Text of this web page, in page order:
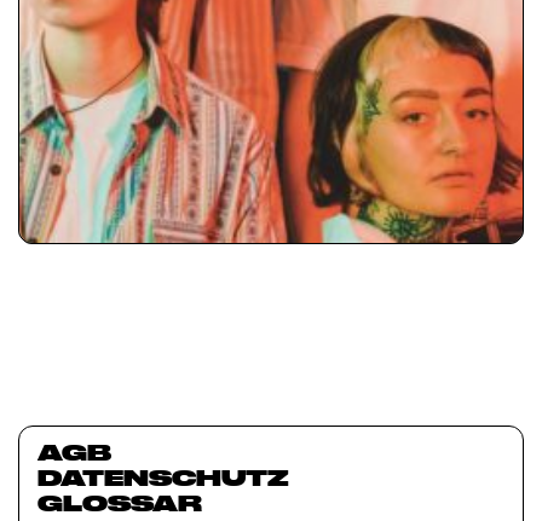
AGB
DATENSCHUTZ
GLOSSAR